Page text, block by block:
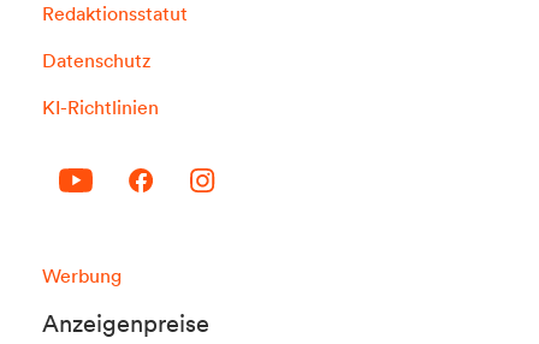
Redaktionsstatut
Datenschutz
KI-Richtlinien
Werbung
Anzeigenpreise